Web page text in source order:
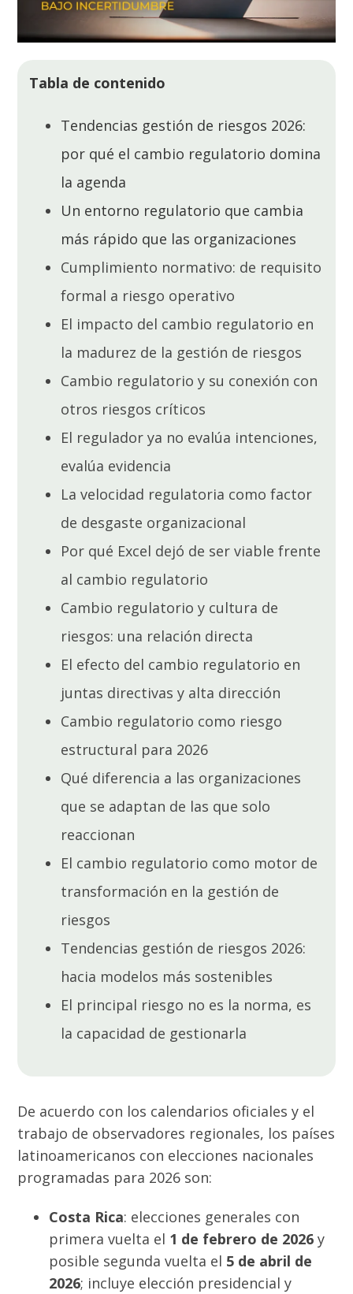
Tabla de contenido
Tendencias gestión de riesgos 2026:
por qué el cambio regulatorio domina
la agenda
Un entorno regulatorio que cambia
más rápido que las organizaciones
Cumplimiento normativo: de requisito
formal a riesgo operativo
El impacto del cambio regulatorio en
la madurez de la gestión de riesgos
Cambio regulatorio y su conexión con
otros riesgos críticos
El regulador ya no evalúa intenciones,
evalúa evidencia
La velocidad regulatoria como factor
de desgaste organizacional
Por qué Excel dejó de ser viable frente
al cambio regulatorio
Cambio regulatorio y cultura de
riesgos: una relación directa
El efecto del cambio regulatorio en
juntas directivas y alta dirección
Cambio regulatorio como riesgo
estructural para 2026
Qué diferencia a las organizaciones
que se adaptan de las que solo
reaccionan
El cambio regulatorio como motor de
transformación en la gestión de
riesgos
Tendencias gestión de riesgos 2026:
hacia modelos más sostenibles
El principal riesgo no es la norma, es
la capacidad de gestionarla
De acuerdo con los calendarios oficiales y el
trabajo de observadores regionales, los países
latinoamericanos con elecciones nacionales
programadas para 2026 son:
Costa Rica: elecciones generales con
primera vuelta el 1 de febrero de 2026 y
posible segunda vuelta el 5 de abril de
2026; incluye elección presidencial y